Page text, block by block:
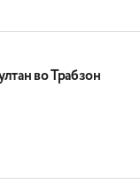
во Трабзон